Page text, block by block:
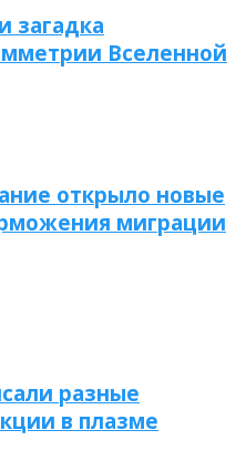
загадка
Вселенной
открыло новые
миграции
разные
в плазме